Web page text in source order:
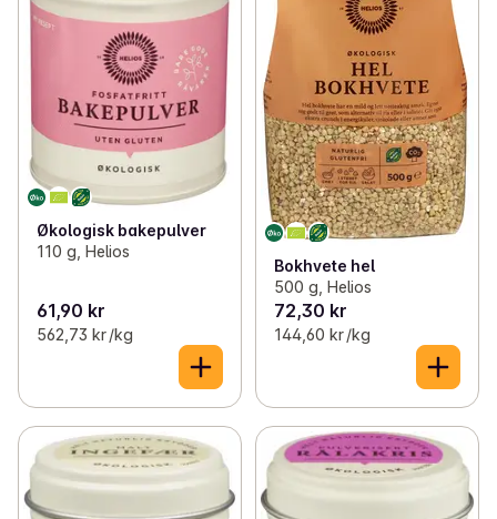
Økologisk bakepulver
110 g, Helios
61,90 kr
562,73 kr /kg
Bokhvete hel
500 g, Helios
72,30 kr
144,60 kr /kg